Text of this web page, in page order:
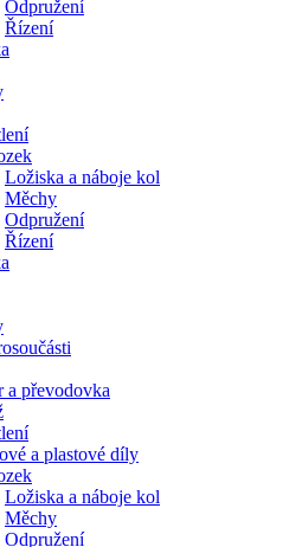
Odpružení
Řízení
Ložiska a náboje kol
Měchy
Odpružení
Řízení
a převodovka
a plastové díly
Ložiska a náboje kol
Měchy
Odpružení